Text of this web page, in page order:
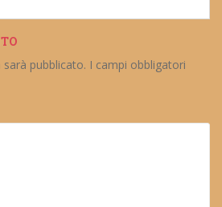
pubblicato. I campi obbligatori